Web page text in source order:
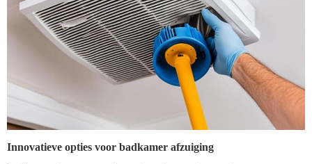
Innovatieve opties voor badkamer afzuiging